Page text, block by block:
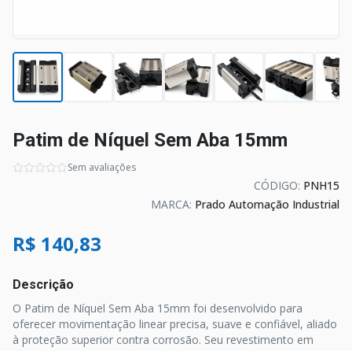
Patim de Níquel Sem Aba 15mm
Sem avaliações
CÓDIGO: PNH15
MARCA: Prado Automação Industrial
R$ 140,83
Descrição
O Patim de Níquel Sem Aba 15mm foi desenvolvido para
oferecer movimentação linear precisa, suave e confiável, aliado
à proteção superior contra corrosão. Seu revestimento em